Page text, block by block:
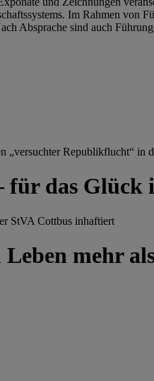
Im Rahmen
Absprache sind auch
„versuchter Republikflucht“ in
für das
StVA Cottbus inhaftiert
mehr